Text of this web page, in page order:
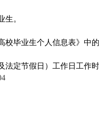
生。
校毕业生个人信息表》中的
法定节假日）工作日工作